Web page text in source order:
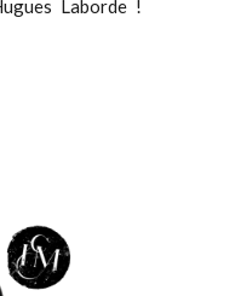
Laborde !